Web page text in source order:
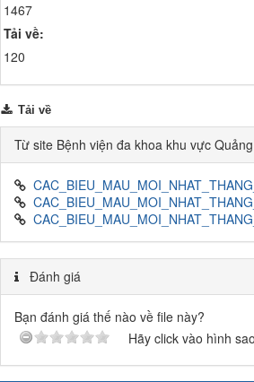
1467
Tải về:
120
Tải về
Từ site Bệnh viện đa khoa khu vực
Đánh giá
Bạn đánh giá thế nào về file này?
Hãy click vào hình